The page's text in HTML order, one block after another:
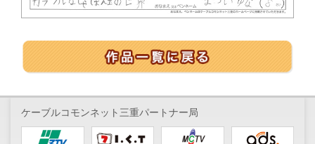
ケーブルコモンネット三重パートナー局